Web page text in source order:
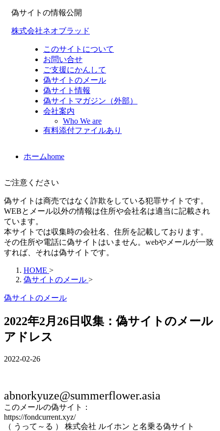
偽サイトの情報公開
株式会社ネオブラッド
このサイトについて
お問い合せ
ご支援にかんして
偽サイトのメール
偽サイト情報
偽サイトマガジン（外部）
会社案内
Who We are
有料添付ファイルあり
ホームhome
ご注意ください
偽サイトは商売ではなく詐欺をしている犯罪サイトです。
WEBとメール以外の情報は住所や会社名は適当に記載され
ています。
本サイトでは収集時の会社名、住所を記載しております。
その住所や電話に偽サイトはいません。webやメールが一致
すれば、それは偽サイトです。
HOME >
偽サイトのメール >
偽サイトのメール
2022年2月26日収集：偽サイトのメール
アドレス
2022-02-26
abnorkyuze@summerflower.asia
このメールの偽サイト：
https://fondcurrent.xyz/
（ うって～る ） 株式会社 ルイホン と名乗る偽サイト